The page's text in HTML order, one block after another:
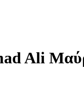
Ali